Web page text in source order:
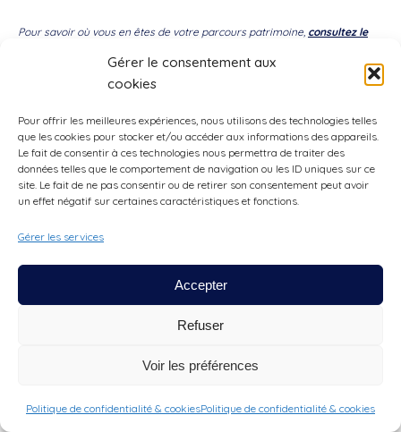
Gérer le consentement aux
cookies
Pour offrir les meilleures expériences, nous utilisons des technologies telles
que les cookies pour stocker et/ou accéder aux informations des appareils.
Le fait de consentir à ces technologies nous permettra de traiter des
données telles que le comportement de navigation ou les ID uniques sur ce
site. Le fait de ne pas consentir ou de retirer son consentement peut avoir
un effet négatif sur certaines caractéristiques et fonctions.
Gérer les services
Accepter
Refuser
Voir les préférences
Politique de confidentialité & cookiesPolitique de confidentialité & cookies
Pour savoir où vous en êtes de votre parcours patrimoine, consultez le
Panneau 8 : Rue de l’église